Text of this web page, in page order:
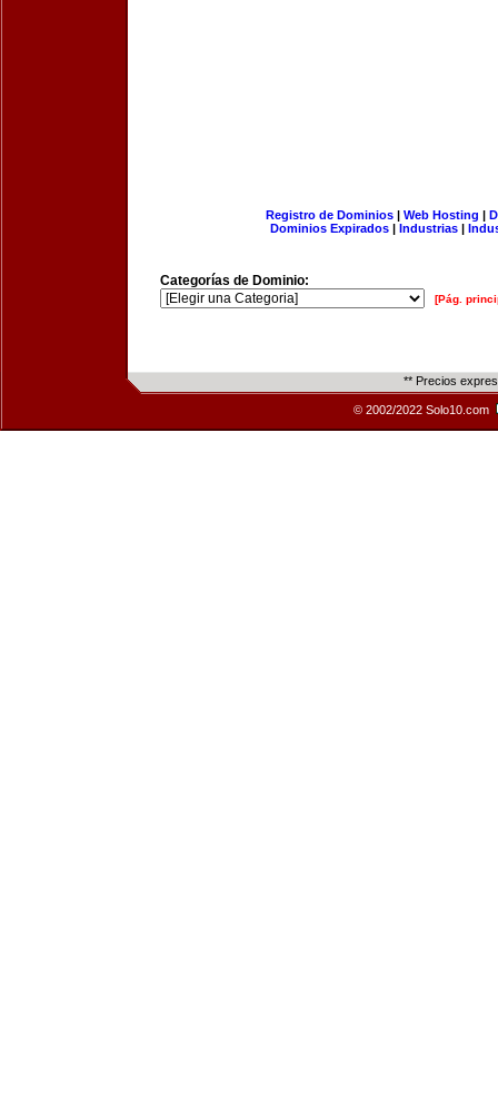
Registro de Dominios| Web Hosting |
Dominios Expirados | Industrias |
Categorías de Dominio:
[Pág.
** Precios
© 2002/2022 Solo10.com